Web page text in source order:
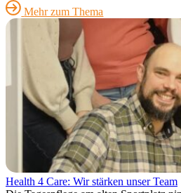
Mehr zum Thema
Health 4 Care: Wir stärken unser Team